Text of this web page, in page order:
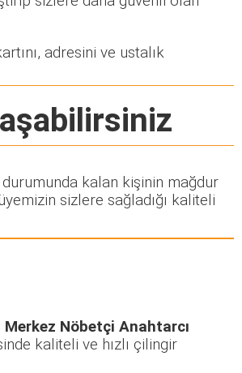
adresini ve ustalık
kalan kişinin mağdur
sizlere sağladığı kaliteli
Merkez Nöbetçi Anahtarcı
kaliteli ve hızlı çilingir